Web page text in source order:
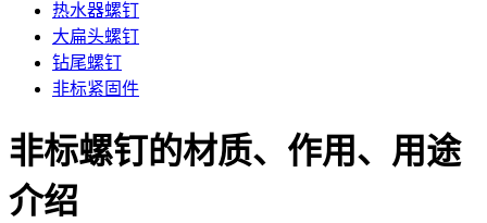
热水器螺钉
大扁头螺钉
钻尾螺钉
非标紧固件
非标螺钉的材质、作用、用途
介绍